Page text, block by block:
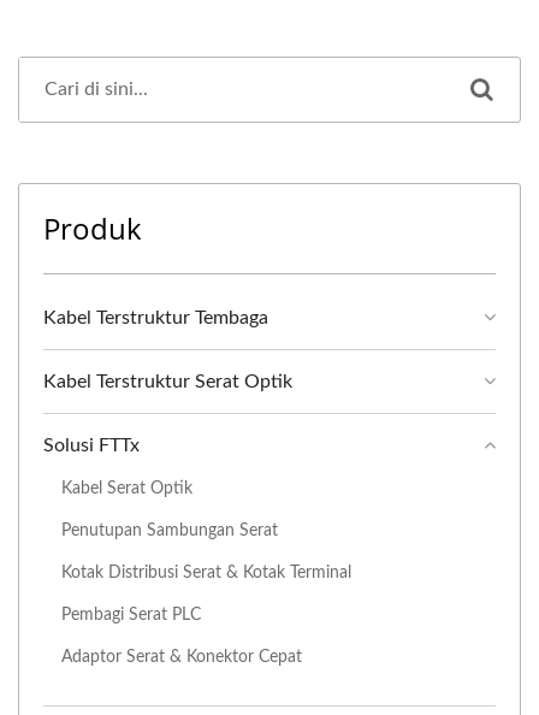
Produk
Kabel Terstruktur Tembaga
Kabel Terstruktur Serat Optik
Solusi FTTx
Kabel Serat Optik
Penutupan Sambungan Serat
Kotak Distribusi Serat & Kotak Terminal
Pembagi Serat PLC
Adaptor Serat & Konektor Cepat